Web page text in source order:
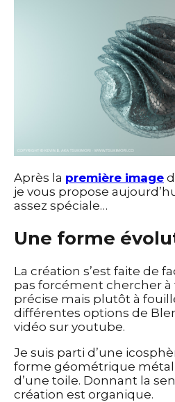
Après la première image
je vous propose
assez spéciale…
Une forme
La création s’est faite de
pas forcément chercher
précise mais plutôt à
différentes options de
vidéo sur youtube.
Je suis parti d’une
forme géométrique
d’une toile. Donnant la
création est organique.